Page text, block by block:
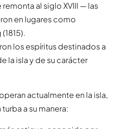
al siglo XVIII — las
en lugares como
los espíritus destinados a
la isla y de su carácter
actualmente en la isla,
a su manera: